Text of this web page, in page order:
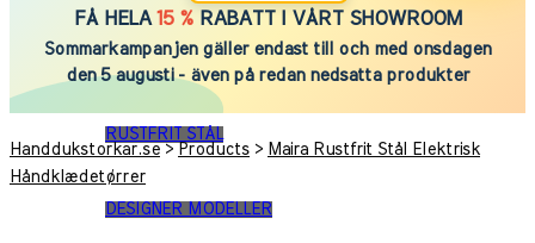
HVIDE
RUSTFRIT STÅL
DESIGNER MODELLER
FÅ HELA 15 % RABATT I VÅRT SHOWROOM
Sommarkampanjen gäller endast till och med onsdagen
den 5 augusti - även på redan nedsatta produkter
Handdukstorkar.se > Products > Maira Rustfrit Stål Elektrisk
Håndklædetørrer